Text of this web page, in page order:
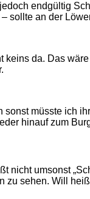
endgültig
sollte an der
keins da. Das
sonst müsste ich
hinauf zum
nicht umsonst
zu sehen. Will